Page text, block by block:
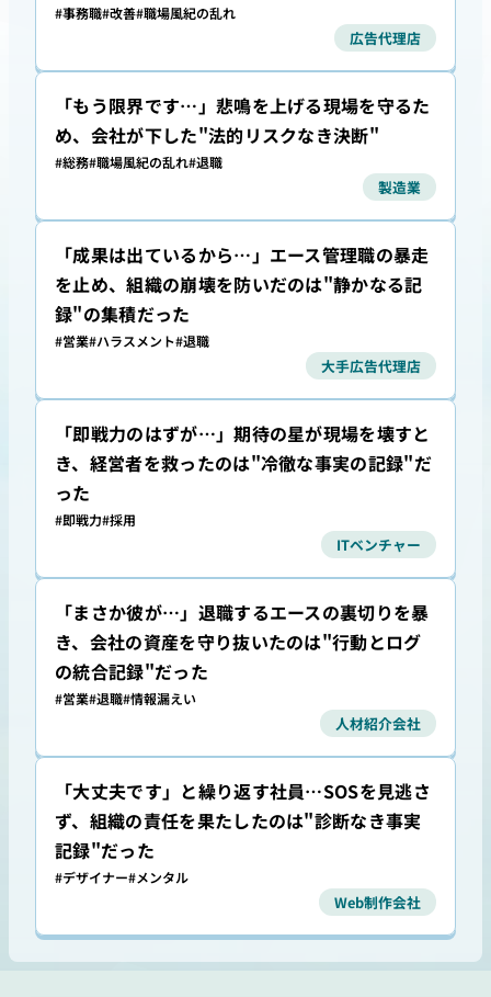
広告代理店
#事務職#改善#職場風紀の乱れ
「もう限界です…」悲鳴を上げる現場を守るた
め、会社が下した"法的リスクなき決断"
製造業
#総務#職場風紀の乱れ#退職
「成果は出ているから…」エース管理職の暴走
を止め、組織の崩壊を防いだのは"静かなる記
録"の集積だった
大手広告代理店
#営業#ハラスメント#退職
「即戦力のはずが…」期待の星が現場を壊すと
き、経営者を救ったのは"冷徹な事実の記録"だ
った
ITベンチャー
#即戦力#採用
「まさか彼が…」退職するエースの裏切りを暴
き、会社の資産を守り抜いたのは"行動とログ
の統合記録"だった
人材紹介会社
#営業#退職#情報漏えい
「大丈夫です」と繰り返す社員…SOSを見逃さ
ず、組織の責任を果たしたのは"診断なき事実
記録"だった
Web制作会社
#デザイナー#メンタル